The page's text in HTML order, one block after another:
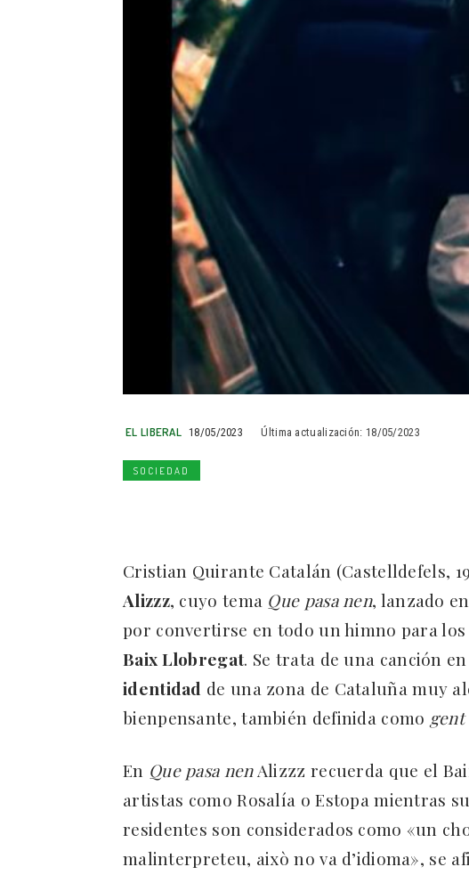
EL LIBERAL 18/05/2023 Última actualización: 18/05/2023
SOCIEDAD
Cristian Quirante Catalán (Castelldefels,
Alizzz, cuyo tema Que pasa nen, lanzado
por convertirse en todo un himno para
Baix Llobregat. Se trata de una canción
identidad de una zona de Cataluña muy
bienpensante, también definida como gent
En Que pasa nenAlizzz recuerda que el
artistas como Rosalía o Estopa mientras
residentes son considerados como «un
malinterpreteu, això no va d’idioma», se